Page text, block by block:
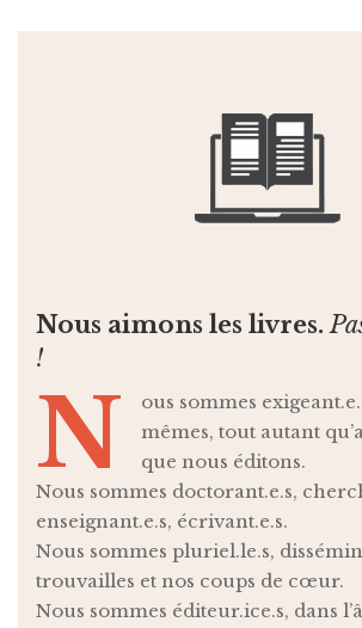
Nous aimons les livres.
!
N
ous sommes
mêmes, tout autant
que nous éditons.
Nous sommes doctorant.e.s,
enseignant.e.s, écrivant.e.s.
Nous sommes pluriel.le.s,
trouvailles et nos coups de cœur.
Nous sommes éditeur.ice.s, dans